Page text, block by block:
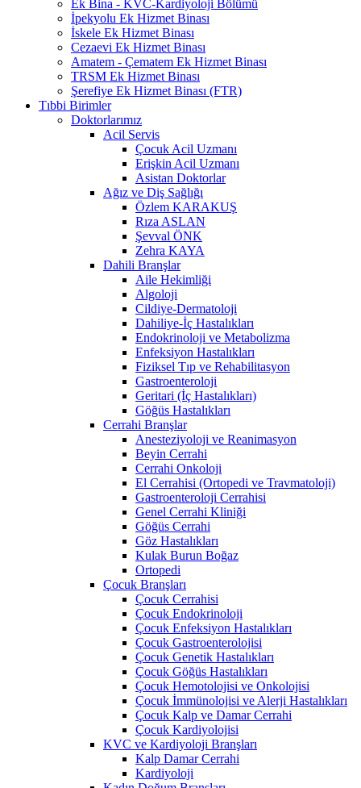
Ek Bina - KVC-Kardiyoloji Bölümü
İpekyolu Ek Hizmet Binası
İskele Ek Hizmet Binası
Cezaevi Ek Hizmet Binası
Amatem - Çematem Ek Hizmet Binası
TRSM Ek Hizmet Binası
Şerefiye Ek Hizmet Binası (FTR)
Tıbbi Birimler
Doktorlarımız
Acil Servis
Çocuk Acil Uzmanı
Erişkin Acil Uzmanı
Asistan Doktorlar
Ağız ve Diş Sağlığı
Özlem KARAKUŞ
Rıza ASLAN
Şevval ÖNK
Zehra KAYA
Dahili Branşlar
Aile Hekimliği
Algoloji
Cildiye-Dermatoloji
Dahiliye-İç Hastalıkları
Endokrinoloji ve Metabolizma
Enfeksiyon Hastalıkları
Fiziksel Tıp ve Rehabilitasyon
Gastroenteroloji
Geritari (İç Hastalıkları)
Göğüs Hastalıkları
Cerrahi Branşlar
Anesteziyoloji ve Reanimasyon
Beyin Cerrahi
Cerrahi Onkoloji
El Cerrahisi (Ortopedi ve Travmatoloji)
Gastroenteroloji Cerrahisi
Genel Cerrahi Kliniği
Göğüs Cerrahi
Göz Hastalıkları
Kulak Burun Boğaz
Ortopedi
Çocuk Branşları
Çocuk Cerrahisi
Çocuk Endokrinoloji
Çocuk Enfeksiyon Hastalıkları
Çocuk Gastroenterolojisi
Çocuk Genetik Hastalıkları
Çocuk Göğüs Hastalıkları
Çocuk Hemotolojisi ve Onkolojisi
Çocuk İmmünolojisi ve Alerji Hastalıkları
Çocuk Kalp ve Damar Cerrahi
Çocuk Kardiyolojisi
KVC ve Kardiyoloji Branşları
Kalp Damar Cerrahi
Kardiyoloji